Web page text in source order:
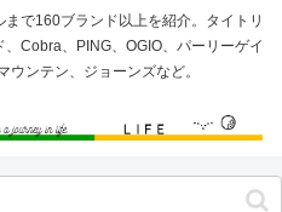
で160ブランド以上を紹介。タイトリ
Cobra、PING、OGIO、パーリーゲイ
ウンテン、ジョーンズなど。